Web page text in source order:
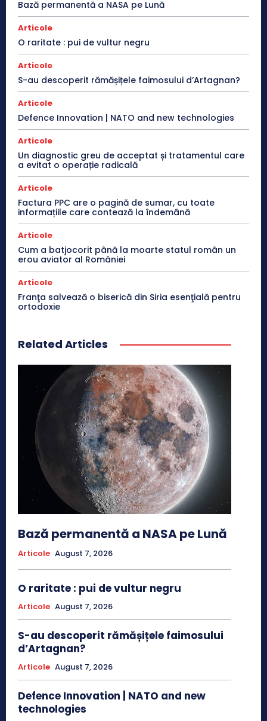
Bază permanentă a NASA pe Lună
Articole
O raritate : pui de vultur negru
Articole
S-au descoperit rămășițele faimosului d’Artagnan?
Articole
Defence Innovation | NATO and new technologies
Articole
Un diagnostic greu de acceptat și tratamentul care
a evitat o operație radicală
Articole
Factura PPC are o pagină de sumar, cu toate
informațiile care contează la îndemână
Articole
Cum a batjocorit până la moarte statul român un
erou aviator al României
Articole
Franţa salvează o biserică din Siria esenţială pentru
ortodoxie
Related Articles
Bază permanentă a NASA pe Lună
Articole August 7, 2026
O raritate : pui de vultur negru
Articole August 7, 2026
S-au descoperit rămășițele faimosului
d’Artagnan?
Articole August 7, 2026
Defence Innovation | NATO and new
technologies